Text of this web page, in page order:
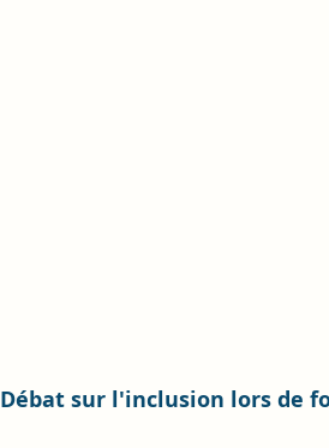
Débat sur l'inclusion lors de